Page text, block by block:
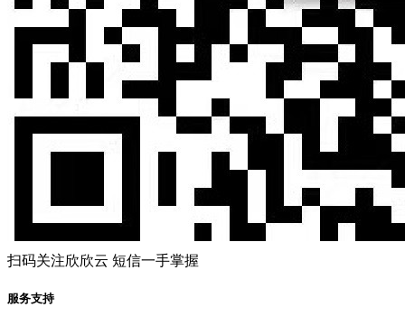
扫码关注欣欣云 短信一手掌握
服务支持